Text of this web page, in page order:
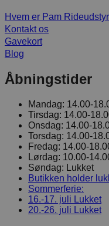
Hvem er Pam
Kontakt os
Gavekort
Blog
Åbningstider
Mandag: 14.00-
Tirsdag: 14.00-
Onsdag: 14.00-
Torsdag: 14.00-
Fredag: 14.00-
Lørdag: 10.00-
Søndag: Lukket
Butikken holder
Sommerferie:
16.-17. juli Lukket
20.-26. juli Lukket